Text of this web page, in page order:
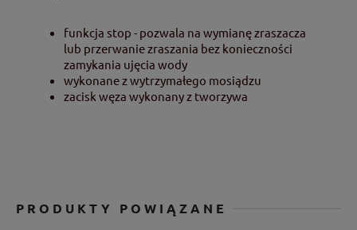
funkcja stop - pozwala na wymianę zraszacza
lub przerwanie zraszania bez konieczności
zamykania ujęcia wody
wykonane z wytrzymałego mosiądzu
zacisk węza wykonany z tworzywa
PRODUKTY POWIĄZANE